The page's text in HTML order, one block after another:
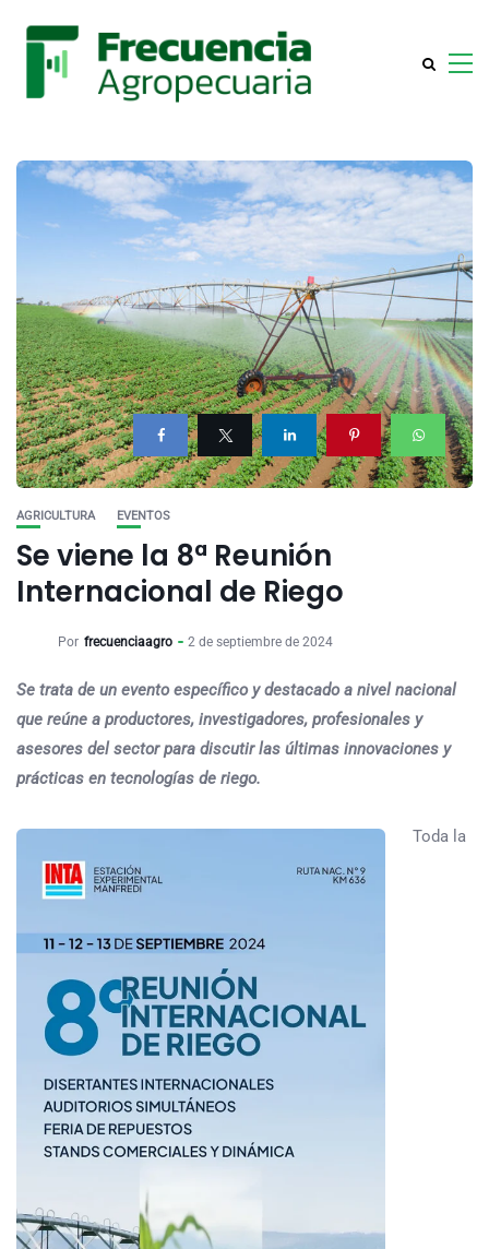
AGRICULTURA EVENTOS
Se viene la 8ª Reunión
Internacional de Riego
Por frecuenciaagro 2 de septiembre de 2024
Se trata de un evento específico y destacado a nivel nacional
que reúne a productores, investigadores, profesionales y
asesores del sector para discutir las últimas innovaciones y
prácticas en tecnologías de riego.
Toda la